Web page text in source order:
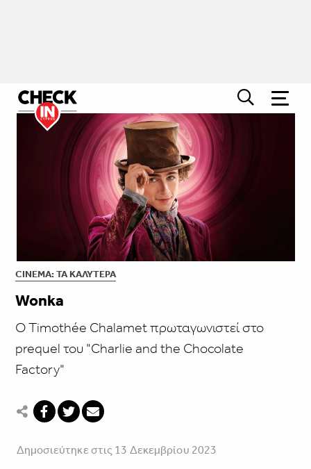
CINEMA: ΤΑ ΚΑΛΎΤΕΡΑ
Wonka
Ο Timothée Chalamet πρωταγωνιστεί στο
prequel του "Charlie and the Chocolate
Factory"
Δημοσιεύτηκε στις 13 Δεκεμβρίου 2023